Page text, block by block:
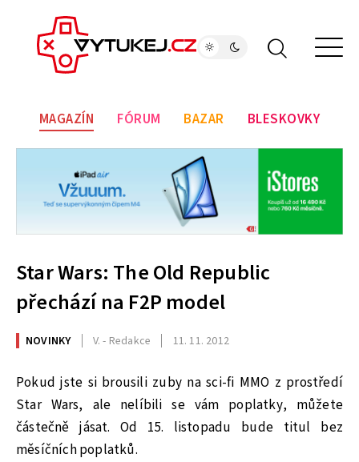
MAGAZÍN FÓRUM BAZAR BLESKOVKY
Star Wars: The Old Republic
přechází na F2P model
NOVINKY V. - Redakce 11. 11. 2012
Pokud jste si brousili zuby na sci-fi MMO z prostředí
Star Wars, ale nelíbili se vám poplatky, můžete
částečně jásat. Od 15. listopadu bude titul bez
měsíčních poplatků.